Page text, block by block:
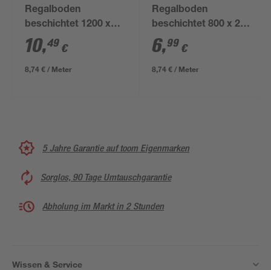
Regalboden
beschichtet 1200 x
200 x 16 mm
10,49 €
8,74 € / Meter
Regalboden
beschichtet 800 x 200
x 16 mm
6,99 €
8,74 € / Meter
5 Jahre Garantie auf toom Eigenmarken
Sorglos, 90 Tage Umtauschgarantie
Abholung im Markt in 2 Stunden
Wissen & Service